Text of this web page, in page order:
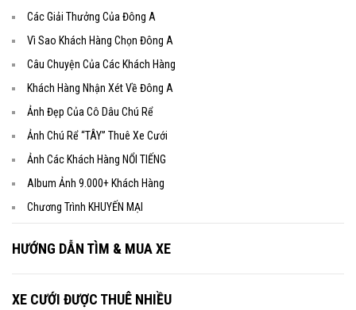
Các Giải Thưởng Của Đông A
Vì Sao Khách Hàng Chọn Đông A
Câu Chuyện Của Các Khách Hàng
Khách Hàng Nhận Xét Về Đông A
Ảnh Đẹp Của Cô Dâu Chú Rể
Ảnh Chú Rể “TÂY” Thuê Xe Cưới
Ảnh Các Khách Hàng NỔI TIẾNG
Album Ảnh 9.000+ Khách Hàng
Chương Trình KHUYẾN MẠI
HƯỚNG DẪN TÌM & MUA XE
XE CƯỚI ĐƯỢC THUÊ NHIỀU